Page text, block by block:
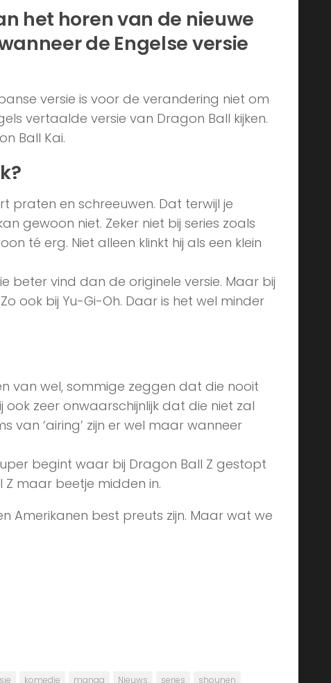
het horen van de nieuwe
de Engelse versie
versie is voor de verandering niet om
vertaalde versie van Dragon Ball kijken.
Ball Kai.
praten en schreeuwen. Dat terwijl je
gewoon niet. Zeker niet bij series zoals
té erg. Niet alleen klinkt hij als een klein
beter vind dan de originele versie. Maar bij
ook bij Yu-Gi-Oh. Daar is het wel minder
van wel, sommige zeggen dat die nooit
ook zeer onwaarschijnlijk dat die niet zal
van ‘airing’ zijn er wel maar wanneer
begint waar bij Dragon Ball Z gestopt
Z maar beetje midden in.
Amerikanen best preuts zijn. Maar wat we
komedie manga Nieuws series shounen